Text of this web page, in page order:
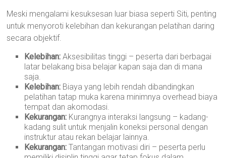
Meski mengalami kesuksesan luar biasa seperti Siti, penting
untuk menyoroti kelebihan dan kekurangan pelatihan daring
secara objektif.
Kelebihan: Aksesibilitas tinggi – peserta dari berbagai
latar belakang bisa belajar kapan saja dan di mana
saja.
Kelebihan: Biaya yang lebih rendah dibandingkan
pelatihan tatap muka karena minimnya overhead biaya
tempat dan akomodasi.
Kekurangan: Kurangnya interaksi langsung – kadang-
kadang sulit untuk menjalin koneksi personal dengan
instruktur atau rekan belajar lainnya.
Kekurangan: Tantangan motivasi diri – peserta perlu